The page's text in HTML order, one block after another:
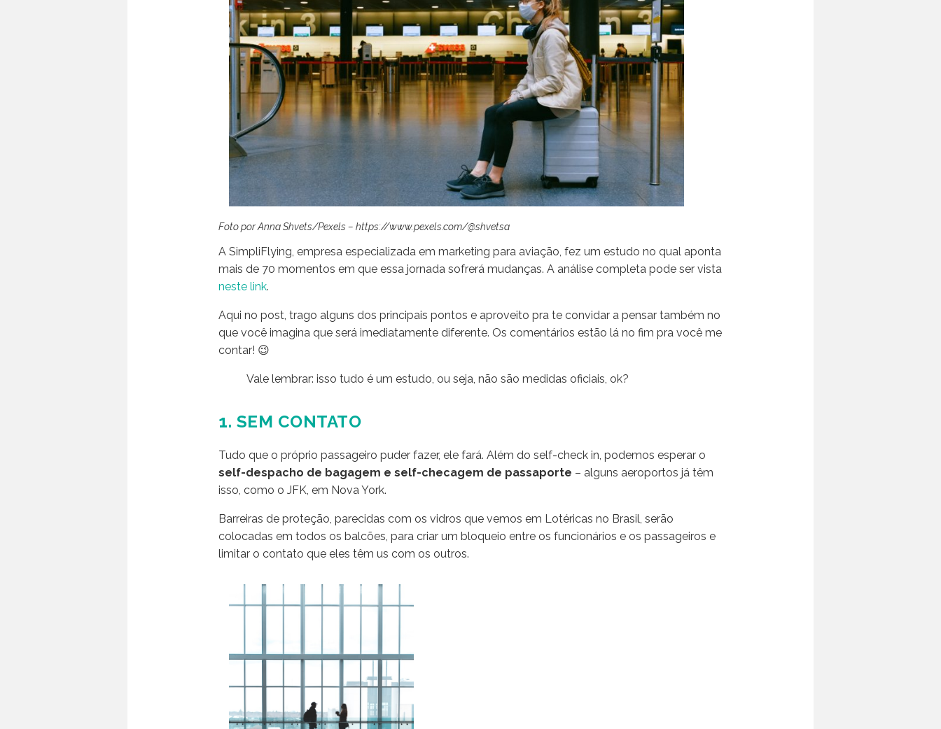
Foto por Anna Shvets/Pexels – https://www.pexels.com/@shvetsa
A SimpliFlying, empresa especializada em marketing para aviação, fez um estudo no qual aponta
mais de 70 momentos em que essa jornada sofrerá mudanças. A análise completa pode ser vista
neste link.
Aqui no post, trago alguns dos principais pontos e aproveito pra te convidar a pensar também no
que você imagina que será imediatamente diferente. Os comentários estão lá no fim pra você me
contar! 😉
Vale lembrar: isso tudo é um estudo, ou seja, não são medidas oficiais, ok?
1. SEM CONTATO
Tudo que o próprio passageiro puder fazer, ele fará. Além do self-check in, podemos esperar o
self-despacho de bagagem e self-checagem de passaporte – alguns aeroportos já têm
isso, como o JFK, em Nova York.
Barreiras de proteção, parecidas com os vidros que vemos em Lotéricas no Brasil, serão
colocadas em todos os balcões, para criar um bloqueio entre os funcionários e os passageiros e
limitar o contato que eles têm us com os outros.